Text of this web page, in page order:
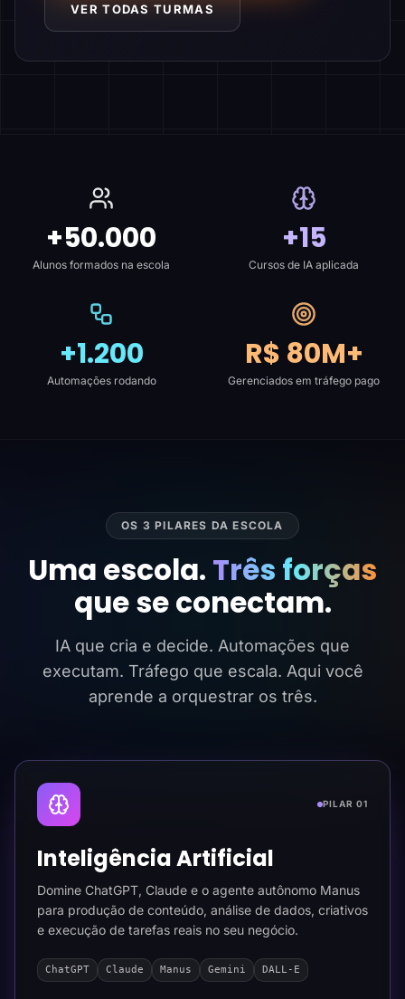
VER TODAS TURMAS
+50.000
Alunos formados na escola
+15
Cursos de IA aplicada
+1.200
Automações rodando
R$ 80M+
Gerenciados em tráfego pago
OS 3 PILARES DA ESCOLA
Uma escola. Três forças
que se conectam.
IA que cria e decide. Automações que
executam. Tráfego que escala. Aqui você
aprende a orquestrar os três.
PILAR 01
Inteligência Artificial
Domine ChatGPT, Claude e o agente autônomo Manus
para produção de conteúdo, análise de dados, criativos
e execução de tarefas reais no seu negócio.
ChatGPT Claude Manus Gemini DALL-E